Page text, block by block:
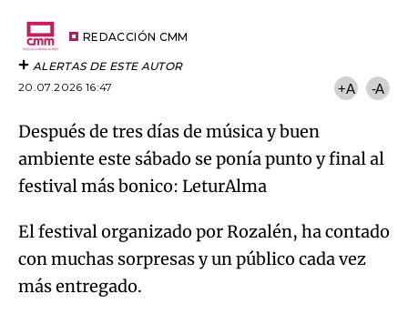
REDACCIÓN CMM
ALERTAS DE ESTE AUTOR
20.07.2026 16:47
+A -A
Después de tres días de música y buen
ambiente este sábado se ponía punto y final al
festival más bonico: LeturAlma
El festival organizado por Rozalén, ha contado
con muchas sorpresas y un público cada vez
más entregado.